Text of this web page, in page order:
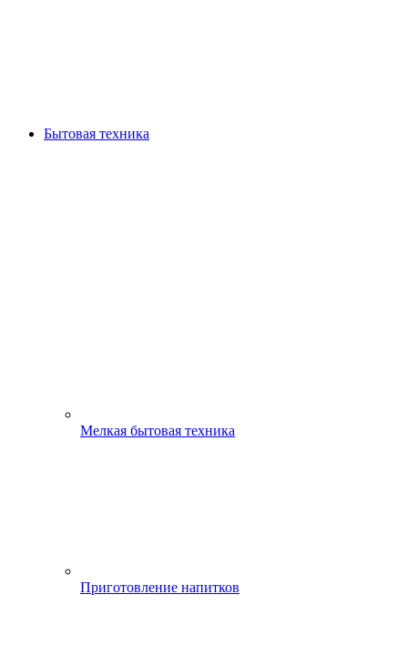
Бытовая техника
Мелкая бытовая техника
Приготовление напитков